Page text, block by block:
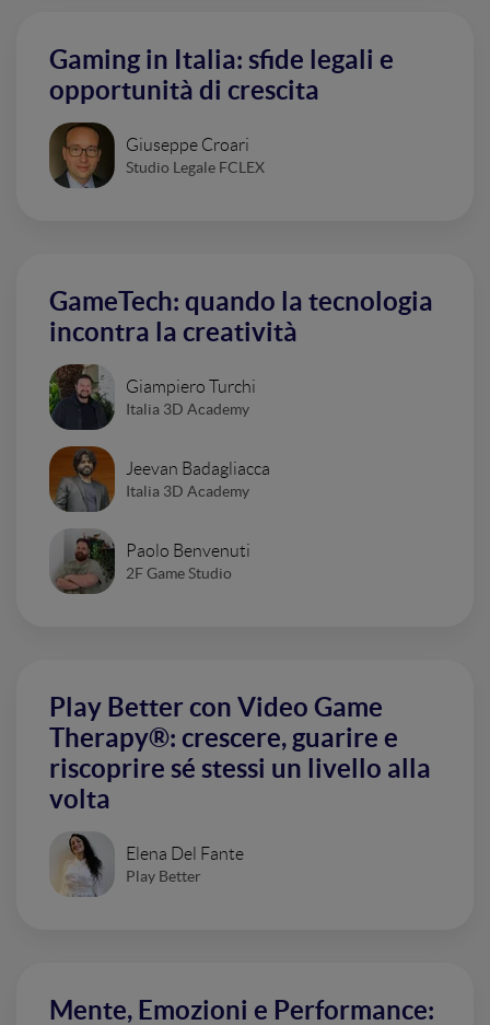
Gaming in Italia: sfide legali e
opportunità di crescita
Giuseppe Croari
Studio Legale FCLEX
GameTech: quando la tecnologia
incontra la creatività
Giampiero Turchi
Italia 3D Academy
Jeevan Badagliacca
Italia 3D Academy
Paolo Benvenuti
2F Game Studio
Play Better con Video Game
Therapy®: crescere, guarire e
riscoprire sé stessi un livello alla
volta
Elena Del Fante
Play Better
Mente, Emozioni e Performance: